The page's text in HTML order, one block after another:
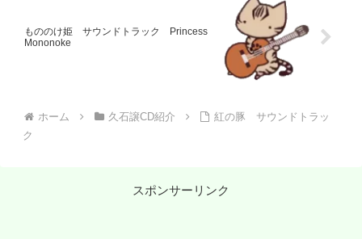
もののけ姫 サウンドトラック Princess
Mononoke
ホーム 久石譲CD紹介
紅の豚 サウンドトラッ
ク
スポンサーリンク